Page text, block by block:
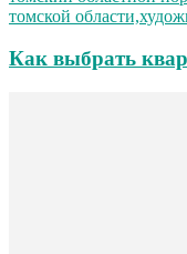
томской
Как выбрать